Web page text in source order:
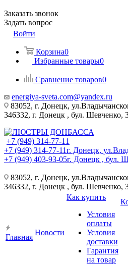
Заказать звонок
Задать вопрос
Войти
Корзина0
Избранные товары0
Сравнение товаров0
energiya-sveta.com@yandex.ru
83052, г. Донецк,
346332, г. Донецк , бул. Шевченко,
+7 (949) 314-77-11
+7 (949) 314-77-11г. Донецк,
+7 (949) 403-93-05г. Донецк , бул.
83052, г. Донецк,
346332, г. Донецк , бул. Шевченко,
Главная
Новости
Как купить
Условия
оплаты
Условия
доставки
Гарантия
на товар